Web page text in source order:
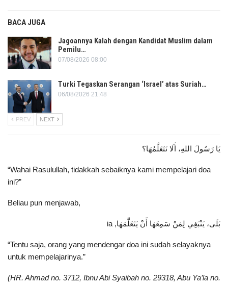
BACA JUGA
Jagoannya Kalah dengan Kandidat Muslim dalam
Pemilu…
07/08/2026 08:00
Turki Tegaskan Serangan ‘Israel’ atas Suriah…
06/08/2026 21:48
PREV NEXT
يَا رَسُولَ اللهِ، أَلَا نَتَعَلَّمُهَا؟
“Wahai Rasulullah, tidakkah sebaiknya kami mempelajari doa
ini?”
Beliau pun menjawab,
بَلَى، يَنْبَغِي لِمَنْ سَمِعَهَا أَنْ يَتَعَلَّمَهَا, ia
“Tentu saja, orang yang mendengar doa ini sudah selayaknya
untuk mempelajarinya.”
(HR. Ahmad no. 3712, Ibnu Abi Syaibah no. 29318, Abu Ya’la no.